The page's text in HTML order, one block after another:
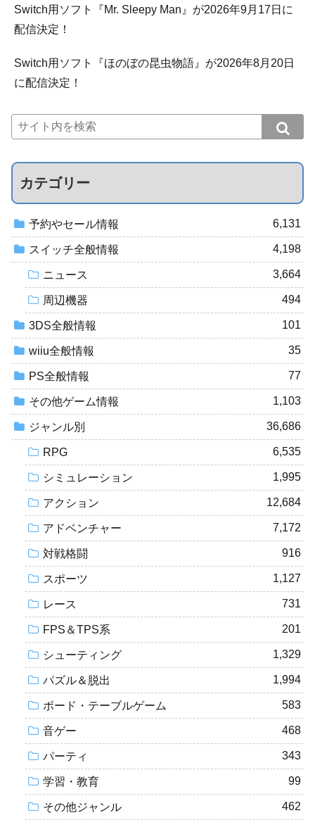
Switch用ソフト『Mr. Sleepy Man』が2026年9月17日に
配信決定！
Switch用ソフト『ほのぼの昆虫物語』が2026年8月20日
に配信決定！
カテゴリー
予約やセール情報 6,131
スイッチ全般情報 4,198
ニュース 3,664
周辺機器 494
3DS全般情報 101
wiiu全般情報 35
PS全般情報 77
その他ゲーム情報 1,103
ジャンル別 36,686
RPG 6,535
シミュレーション 1,995
アクション 12,684
アドベンチャー 7,172
対戦格闘 916
スポーツ 1,127
レース 731
FPS＆TPS系 201
シューティング 1,329
パズル＆脱出 1,994
ボード・テーブルゲーム 583
音ゲー 468
パーティ 343
学習・教育 99
その他ジャンル 462